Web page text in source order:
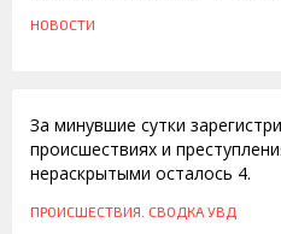
НОВОСТИ
За минувшие сутки
происшествиях и
нераскрытыми осталось 4.
ПРОИСШЕСТВИЯ. СВОДКА УВД